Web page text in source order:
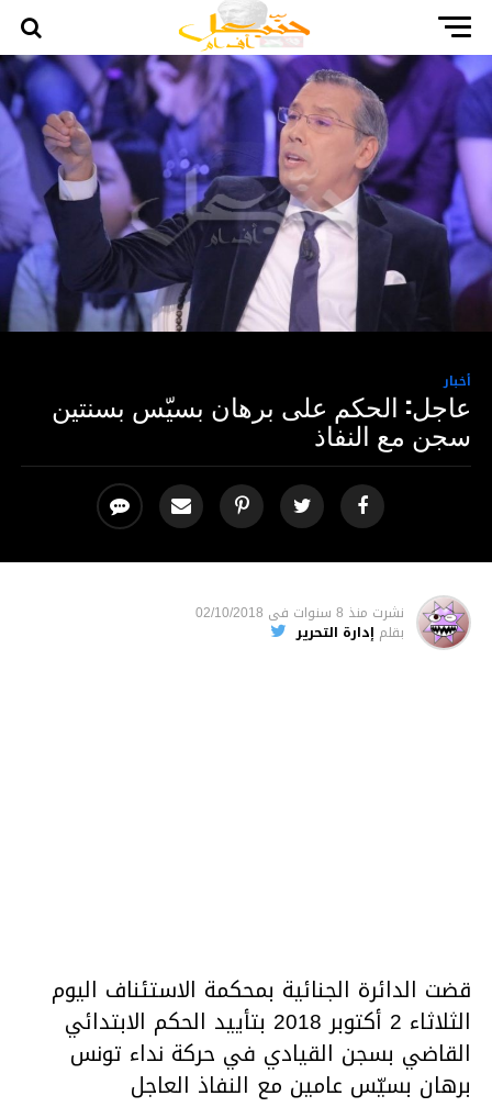
أخبار
عاجل: الحكم على برهان بسيّس بسنتين
سجن مع النفاذ
نشرت منذ 8 سنوات فى 02/10/2018
بقلم إدارة التحرير
قضت الدائرة الجنائية بمحكمة الاستئناف اليوم
الثلاثاء 2 أكتوبر 2018 بتأييد الحكم الابتدائي
القاضي بسجن القيادي في حركة نداء تونس
برهان بسيّس عامين مع النفاذ العاجل